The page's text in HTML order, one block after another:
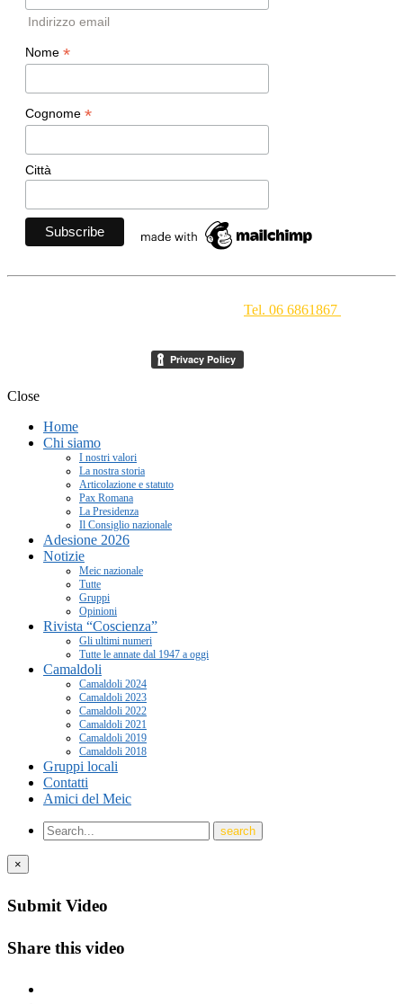
Indirizzo email
Nome *
Cognome *
Città
Tel. 06 6861867
Close
Home
Chi siamo
I nostri valori
La nostra storia
Articolazione e statuto
Pax Romana
La Presidenza
Il Consiglio nazionale
Adesione 2026
Notizie
Meic nazionale
Tutte
Gruppi
Opinioni
Rivista “Coscienza”
Gli ultimi numeri
Tutte le annate dal 1947 a oggi
Camaldoli
Camaldoli 2024
Camaldoli 2023
Camaldoli 2022
Camaldoli 2021
Camaldoli 2019
Camaldoli 2018
Gruppi locali
Contatti
Amici del Meic
×
Submit Video
Share this video